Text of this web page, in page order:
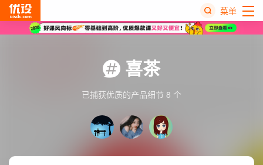
菜单
喜茶
已捕获优质的产品细节 8 个